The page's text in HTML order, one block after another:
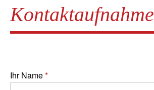
Kontaktaufnahme
Ihr Name